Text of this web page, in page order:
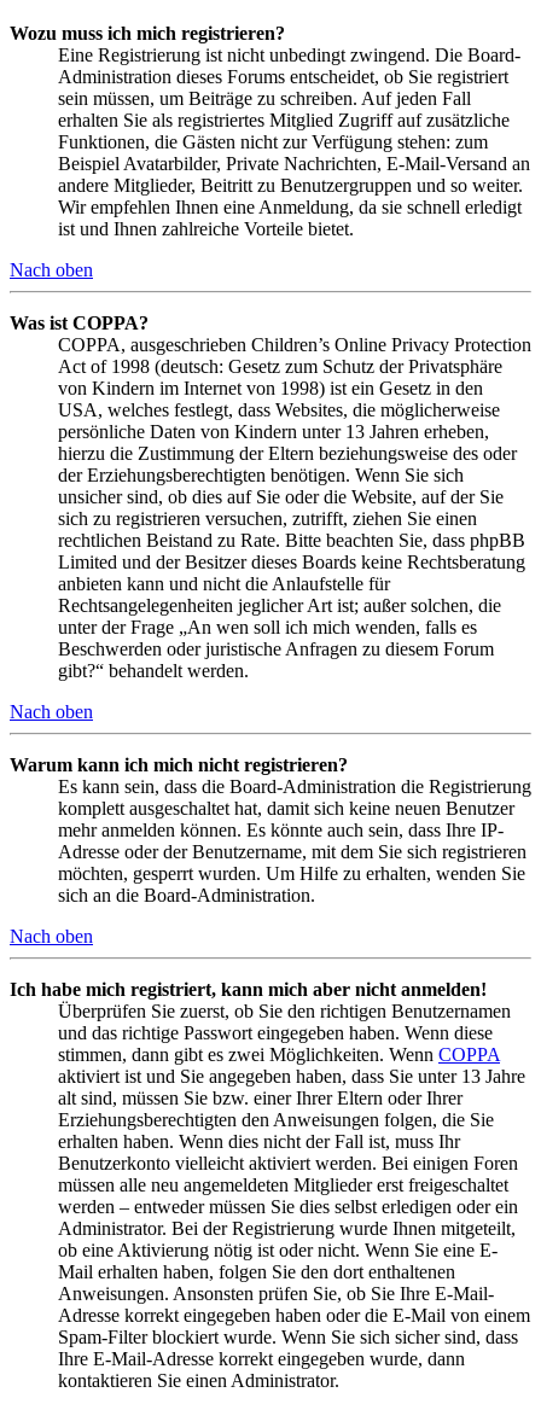
Wozu muss ich mich registrieren?
Eine Registrierung ist nicht unbedingt zwingend. Die Board-
Administration dieses Forums entscheidet, ob Sie registriert
sein müssen, um Beiträge zu schreiben. Auf jeden Fall
erhalten Sie als registriertes Mitglied Zugriff auf zusätzliche
Funktionen, die Gästen nicht zur Verfügung stehen: zum
Beispiel Avatarbilder, Private Nachrichten, E-Mail-Versand an
andere Mitglieder, Beitritt zu Benutzergruppen und so weiter.
Wir empfehlen Ihnen eine Anmeldung, da sie schnell erledigt
ist und Ihnen zahlreiche Vorteile bietet.
Nach oben
Was ist COPPA?
COPPA, ausgeschrieben Children’s Online Privacy Protection
Act of 1998 (deutsch: Gesetz zum Schutz der Privatsphäre
von Kindern im Internet von 1998) ist ein Gesetz in den
USA, welches festlegt, dass Websites, die möglicherweise
persönliche Daten von Kindern unter 13 Jahren erheben,
hierzu die Zustimmung der Eltern beziehungsweise des oder
der Erziehungsberechtigten benötigen. Wenn Sie sich
unsicher sind, ob dies auf Sie oder die Website, auf der Sie
sich zu registrieren versuchen, zutrifft, ziehen Sie einen
rechtlichen Beistand zu Rate. Bitte beachten Sie, dass phpBB
Limited und der Besitzer dieses Boards keine Rechtsberatung
anbieten kann und nicht die Anlaufstelle für
Rechtsangelegenheiten jeglicher Art ist; außer solchen, die
unter der Frage „An wen soll ich mich wenden, falls es
Beschwerden oder juristische Anfragen zu diesem Forum
gibt?“ behandelt werden.
Nach oben
Warum kann ich mich nicht registrieren?
Es kann sein, dass die Board-Administration die Registrierung
komplett ausgeschaltet hat, damit sich keine neuen Benutzer
mehr anmelden können. Es könnte auch sein, dass Ihre IP-
Adresse oder der Benutzername, mit dem Sie sich registrieren
möchten, gesperrt wurden. Um Hilfe zu erhalten, wenden Sie
sich an die Board-Administration.
Nach oben
Ich habe mich registriert, kann mich aber nicht anmelden!
Überprüfen Sie zuerst, ob Sie den richtigen Benutzernamen
und das richtige Passwort eingegeben haben. Wenn diese
stimmen, dann gibt es zwei Möglichkeiten. Wenn COPPA
aktiviert ist und Sie angegeben haben, dass Sie unter 13 Jahre
alt sind, müssen Sie bzw. einer Ihrer Eltern oder Ihrer
Erziehungsberechtigten den Anweisungen folgen, die Sie
erhalten haben. Wenn dies nicht der Fall ist, muss Ihr
Benutzerkonto vielleicht aktiviert werden. Bei einigen Foren
müssen alle neu angemeldeten Mitglieder erst freigeschaltet
werden – entweder müssen Sie dies selbst erledigen oder ein
Administrator. Bei der Registrierung wurde Ihnen mitgeteilt,
ob eine Aktivierung nötig ist oder nicht. Wenn Sie eine E-
Mail erhalten haben, folgen Sie den dort enthaltenen
Anweisungen. Ansonsten prüfen Sie, ob Sie Ihre E-Mail-
Adresse korrekt eingegeben haben oder die E-Mail von einem
Spam-Filter blockiert wurde. Wenn Sie sich sicher sind, dass
Ihre E-Mail-Adresse korrekt eingegeben wurde, dann
kontaktieren Sie einen Administrator.